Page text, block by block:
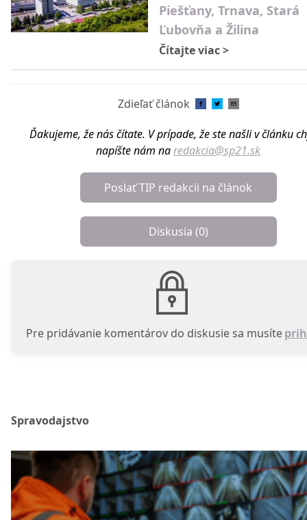
Piešťany, Trnava, Stará
Ľubovňa a Žilina
Čítajte viac>
Zdieľať článok
Ďakujeme, že nás čítate. V prípade, že ste našli v článku
napíšte nám naredakcia@sp21.sk
Poslať TIP redakcii na článok
Diskusia (0)
Pre pridávanie komentárov do diskusie sa musíte
Spravodajstvo